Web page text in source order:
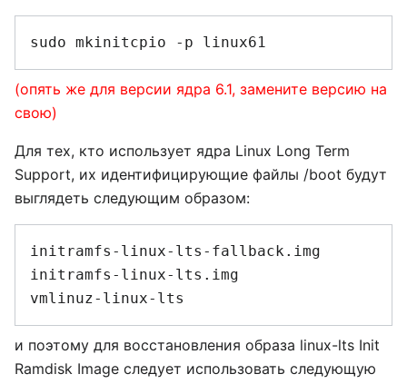
(опять же для версии ядра 6.1, замените версию на
свою)
Для тех, кто использует ядрa Linux Long Term
Support, их идентифицирующие файлы /boot будут
выглядеть следующим образом:
initramfs-linux-lts-fallback.img
initramfs-linux-lts.img
и поэтому для восстановления образа linux-lts Init
Ramdisk Image следует использовать следующую